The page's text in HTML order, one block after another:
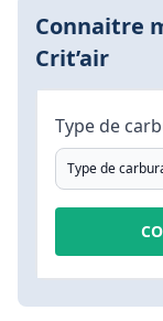
Connaitre
Crit’air
Type de